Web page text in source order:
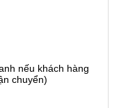
nếu khách hàng
chuyển)